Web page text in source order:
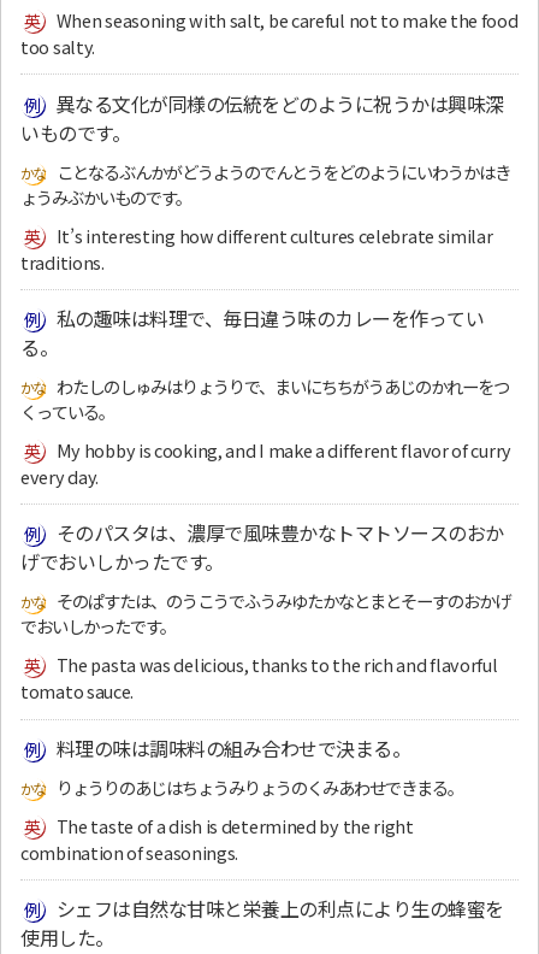
When seasoning with salt, be careful not to make the food
too salty.
異なる文化が同様の伝統をどのように祝うかは興味深
いものです。
ことなるぶんかがどうようのでんとうをどのようにいわうかはき
ょうみぶかいものです。
It’s interesting how different cultures celebrate similar
traditions.
私の趣味は料理で、毎日違う味のカレーを作ってい
る。
わたしのしゅみはりょうりで、まいにちちがうあじのかれーをつ
くっている。
My hobby is cooking, and I make a different flavor of curry
every day.
そのパスタは、濃厚で風味豊かなトマトソースのおか
げでおいしかったです。
そのぱすたは、のうこうでふうみゆたかなとまとそーすのおかげ
でおいしかったです。
The pasta was delicious, thanks to the rich and flavorful
tomato sauce.
料理の味は調味料の組み合わせで決まる。
りょうりのあじはちょうみりょうのくみあわせできまる。
The taste of a dish is determined by the right
combination of seasonings.
シェフは自然な甘味と栄養上の利点により生の蜂蜜を
使用した。